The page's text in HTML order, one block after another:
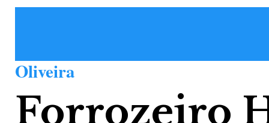
Oliveira
Forrozeiro